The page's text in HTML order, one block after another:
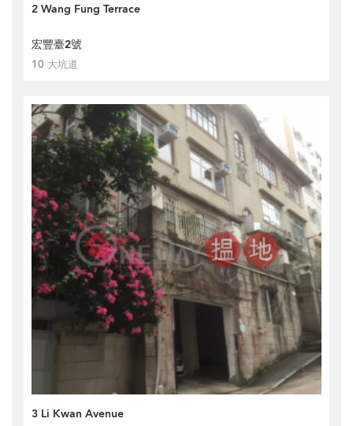
2 Wang Fung Terrace
宏豐臺2號
10 大坑道
3 Li Kwan Avenue